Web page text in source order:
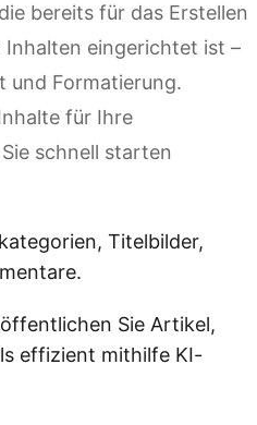
bereits für das Erstellen
eingerichtet ist –
und Formatierung.
für Ihre
schnell starten
Titelbilder,
Sie Artikel,
effizient mithilfe KI-